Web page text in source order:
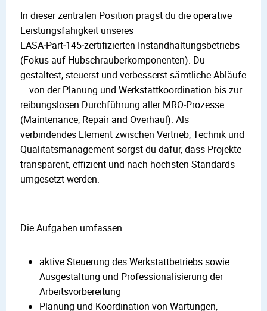
In dieser zentralen Position prägst du die operative
Leistungsfähigkeit unseres
EASA‑Part‑145‑zertifizierten Instandhaltungsbetriebs
(Fokus auf Hubschrauberkomponenten). Du
gestaltest, steuerst und verbesserst sämtliche Abläufe
– von der Planung und Werkstattkoordination bis zur
reibungslosen Durchführung aller MRO‑Prozesse
(Maintenance, Repair and Overhaul). Als
verbindendes Element zwischen Vertrieb, Technik und
Qualitätsmanagement sorgst du dafür, dass Projekte
transparent, effizient und nach höchsten Standards
umgesetzt werden.
Die Aufgaben umfassen
aktive Steuerung des Werkstattbetriebs sowie
Ausgestaltung und Professionalisierung der
Arbeitsvorbereitung
Planung und Koordination von Wartungen,